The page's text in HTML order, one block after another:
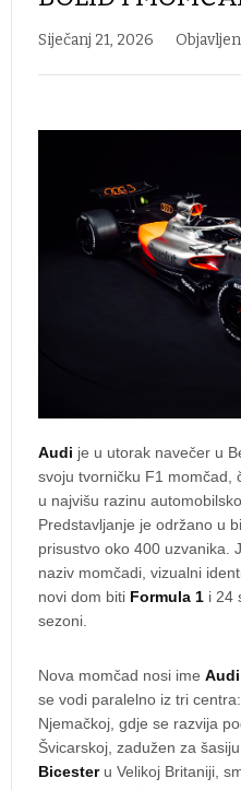
Siječanj 21, 2026
Audi je u utorak navečer u
svoju tvorničku F1 momčad,
u najvišu razinu
Predstavljanje je održano u
prisustvo oko 400 uzvanika.
naziv momčadi, vizualni
novi dom biti Formula 1 i 24
sezoni.
Nova momčad nosi ime
se vodi paralelno iz tri centra:
Njemačkoj, gdje se razvija
Švicarskoj, zadužen za
Bicesteru Velikoj Britaniji,